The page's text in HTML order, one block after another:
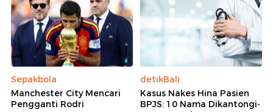
Sepakbola
Manchester City Mencari
Pengganti Rodri
detikBali
Kasus Nakes Hina Pasien
BPJS: 10 Nama Dikantongi-